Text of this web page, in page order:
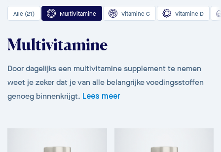
Alle (21) Multivitamine Vitamine C Vitamine D
Multivitamine
Door dagelijks een multivitamine supplement te nemen
weet je zeker dat je van alle belangrijke voedingsstoffen
genoeg binnenkrijgt. Lees meer